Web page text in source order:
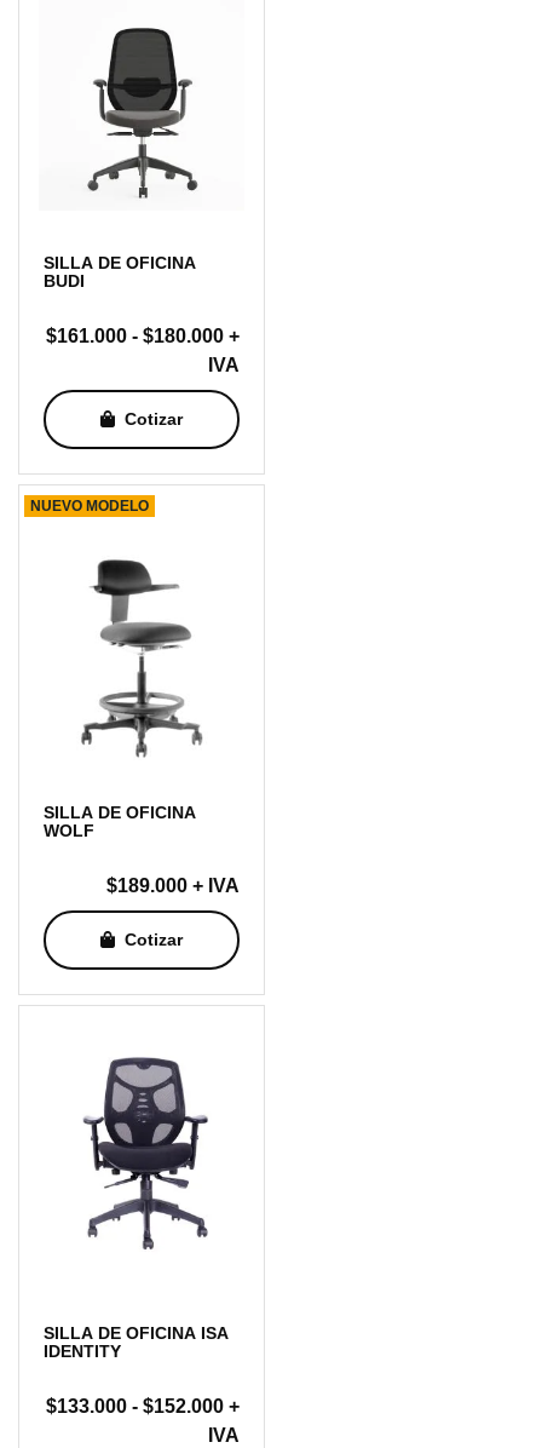
SILLA DE OFICINA
BUDI
$161.000 - $180.000Rango
de
precios:
desde
$161.000
hasta
+
IVA
Cotizar
SILLA DE OFICINA
WOLF
$189.000 + IVA
NUEVO MODELO
Cotizar
SILLA DE OFICINA ISA
IDENTITY
$133.000 - $152.000Rango
de
+
IVA